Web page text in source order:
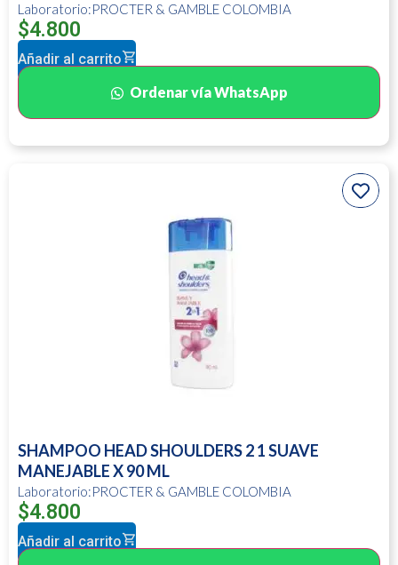
Laboratorio:PROCTER & GAMBLE COLOMBIA
$4.800
Añadir al carrito
Ordenar vía WhatsApp
SHAMPOO HEAD SHOULDERS 2 1 SUAVE
MANEJABLE X 90 ML
Laboratorio:PROCTER & GAMBLE COLOMBIA
$4.800
Añadir al carrito